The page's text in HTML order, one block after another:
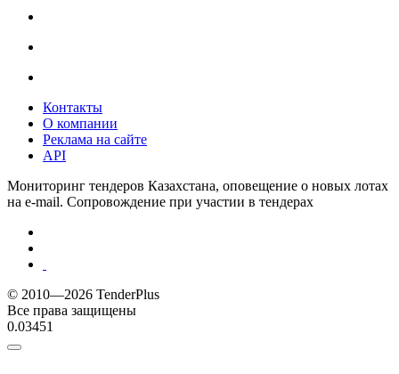
Контакты
О компании
Реклама на сайте
API
Мониторинг тендеров Казахстана, оповещение о новых лотах
на e-mail. Сопровождение при участии в тендерах
© 2010—2026 TenderPlus
Все права защищены
0.03451